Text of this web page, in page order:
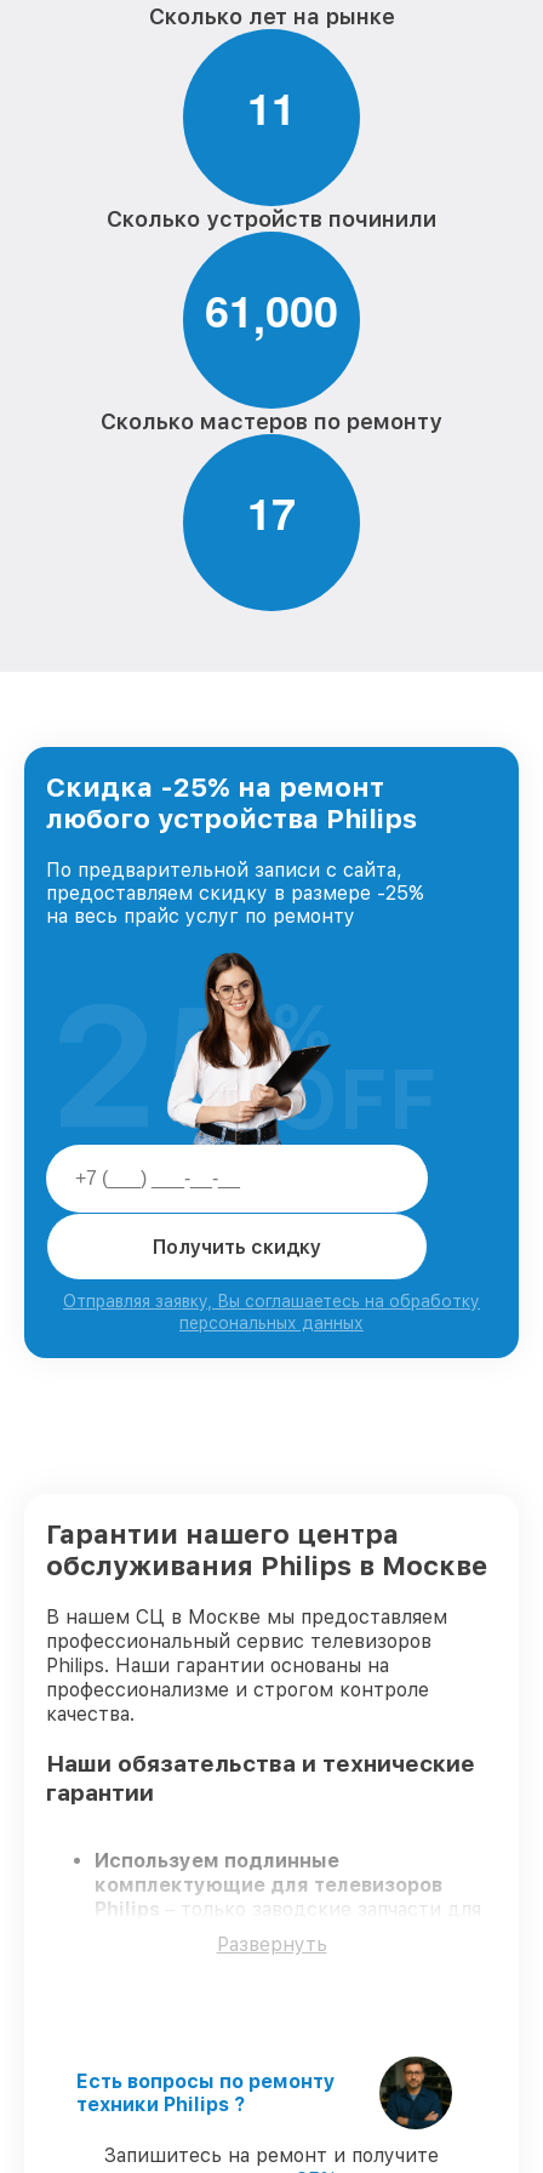
Сколько лет на рынке
11
Сколько устройств починили
61,000
Сколько мастеров по ремонту
17
Скидка -25% на ремонт
любого устройства Philips
По предварительной записи с сайта,
предоставляем скидку в размере -25%
на весь прайс услуг по ремонту
Получить скидку
Отправляя заявку, Вы соглашаетесь на обработку
персональных данных
25%
OFF
Гарантии нашего центра
обслуживания Philips в Москве
В нашем СЦ в Москве мы предоставляем
профессиональный сервис телевизоров
Philips. Наши гарантии основаны на
профессионализме и строгом контроле
качества.
Наши обязательства и технические
гарантии
Используем подлинные
комплектующие для телевизоров
Philips
– только заводские запчасти для
вашей техники.
Опытные инженеры– проходят строгий
оговоренные сроки.
Гарантийное обслуживание– на все
виды работ и комплектующие для
телевизоров Philips предоставляется
Развернуть
Есть вопросы по ремонту
техники Philips ?
Запишитесь на ремонт и получите